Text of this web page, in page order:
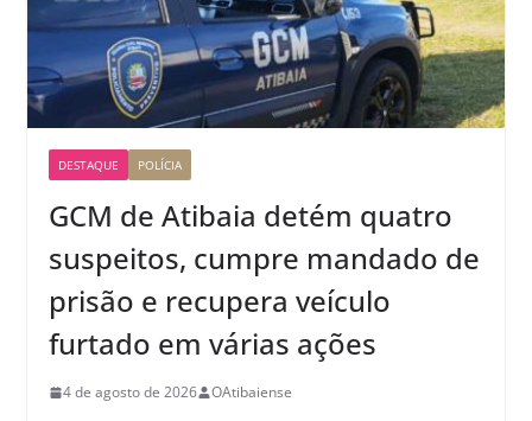
DESTAQUE POLÍCIA
GCM de Atibaia detém quatro
suspeitos, cumpre mandado de
prisão e recupera veículo
furtado em várias ações
4 de agosto de 2026 OAtibaiense